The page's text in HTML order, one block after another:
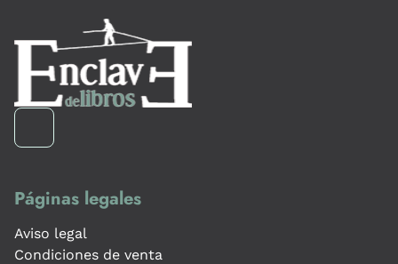
Páginas legales
Aviso legal
Condiciones de venta